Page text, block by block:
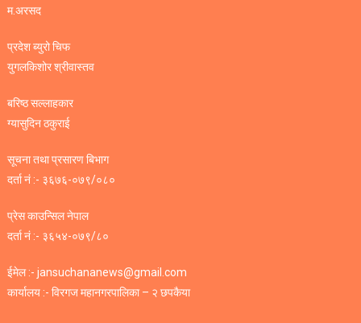
म.अरसद
प्रदेश ब्युरो चिफ
युगलकिशोर श्रीवास्तव
बरिष्ठ सल्लाहकार
ग्यासुदिन ठकुराई
सूचना तथा प्रसारण बिभाग
दर्ता नं :- ३६७६-०७९/०८०
प्रेस काउन्सिल नेपाल
दर्ता नं :- ३६५४-०७९/८०
ईमेल :- jansuchananews@gmail.com
कार्यालय :- विरगज महानगरपालिका – २ छपकैया